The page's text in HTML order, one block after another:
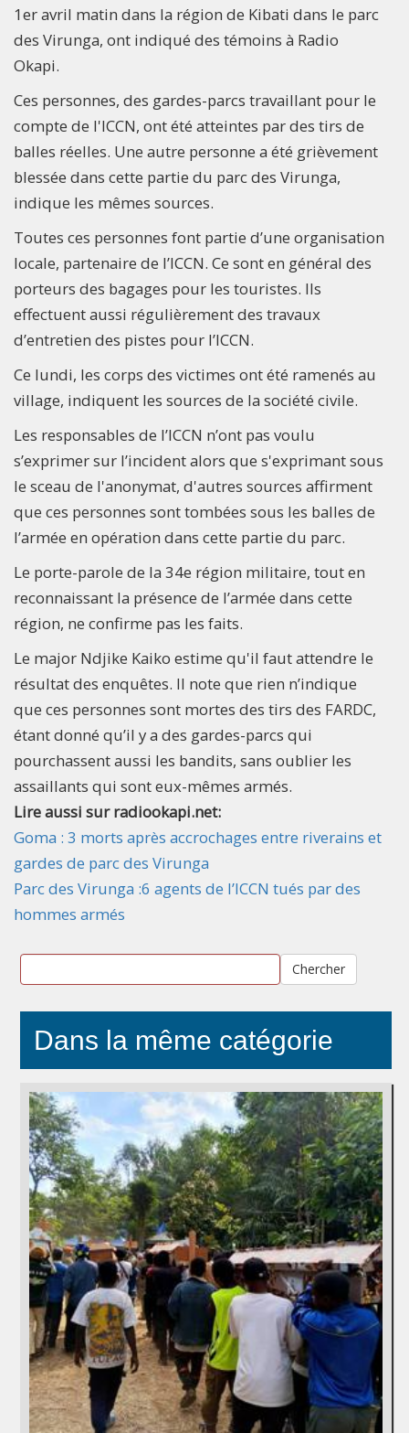
1er avril matin dans la région de Kibati dans le parc
des Virunga, ont indiqué des témoins à Radio
Okapi.
Ces personnes, des gardes-parcs travaillant pour le
compte de l'ICCN, ont été atteintes par des tirs de
balles réelles. Une autre personne a été grièvement
blessée dans cette partie du parc des Virunga,
indique les mêmes sources.
Toutes ces personnes font partie d’une organisation
locale, partenaire de l’ICCN. Ce sont en général des
porteurs des bagages pour les touristes. Ils
effectuent aussi régulièrement des travaux
d’entretien des pistes pour l’ICCN.
Ce lundi, les corps des victimes ont été ramenés au
village, indiquent les sources de la société civile.
Les responsables de l’ICCN n’ont pas voulu
s’exprimer sur l’incident alors que s'exprimant sous
le sceau de l'anonymat, d'autres sources affirment
que ces personnes sont tombées sous les balles de
l’armée en opération dans cette partie du parc.
Le porte-parole de la 34e région militaire, tout en
reconnaissant la présence de l’armée dans cette
région, ne confirme pas les faits.
Le major Ndjike Kaiko estime qu'il faut attendre le
résultat des enquêtes. Il note que rien n’indique
que ces personnes sont mortes des tirs des FARDC,
étant donné qu’il y a des gardes-parcs qui
pourchassent aussi les bandits, sans oublier les
assaillants qui sont eux-mêmes armés.
Lire aussi sur radiookapi.net:
Goma : 3 morts après accrochages entre riverains et
gardes de parc des Virunga
Parc des Virunga :6 agents de l’ICCN tués par des
hommes armés
Chercher
Dans la même catégorie